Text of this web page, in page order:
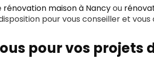
rénovation maison à Nancyou
pour vous conseiller et
pour vos projets